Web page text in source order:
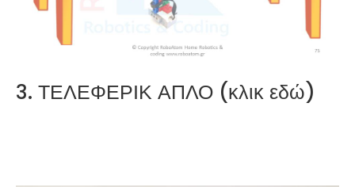
Soniors Brain
Massage (Robotic)
3. ΤΕΛΕΦΕΡΙΚ ΑΠΛΟ (κλικ εδώ)